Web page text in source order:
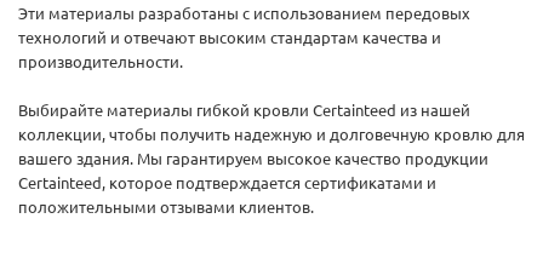
Эти материалы разработаны с использованием передовых
технологий и отвечают высоким стандартам качества и
производительности.
Выбирайте материалы гибкой кровли Certainteed из нашей
коллекции, чтобы получить надежную и долговечную кровлю для
вашего здания. Мы гарантируем высокое качество продукции
Certainteed, которое подтверждается сертификатами и
положительными отзывами клиентов.